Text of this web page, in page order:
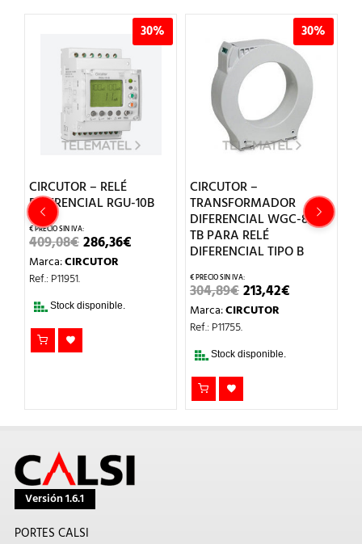
30%
CIRCUTOR – RELÉ
DIFERENCIAL RGU-10B
409,08€EL
PRECIO
ORIGINAL
286,36€
286,36€.
Marca:CIRCUTOR
Ref.: P11951.
Stock disponible.
30%
CIRCUTOR –
TRANSFORMADOR
DIFERENCIAL WGC-80-
TB PARA RELÉ
DIFERENCIAL TIPO B
304,89€EL
PRECIO
ORIGINAL
213,42€
Marca:CIRCUTOR
Ref.: P11755.
Stock disponible.
Versión 1.6.1
PORTES CALSI